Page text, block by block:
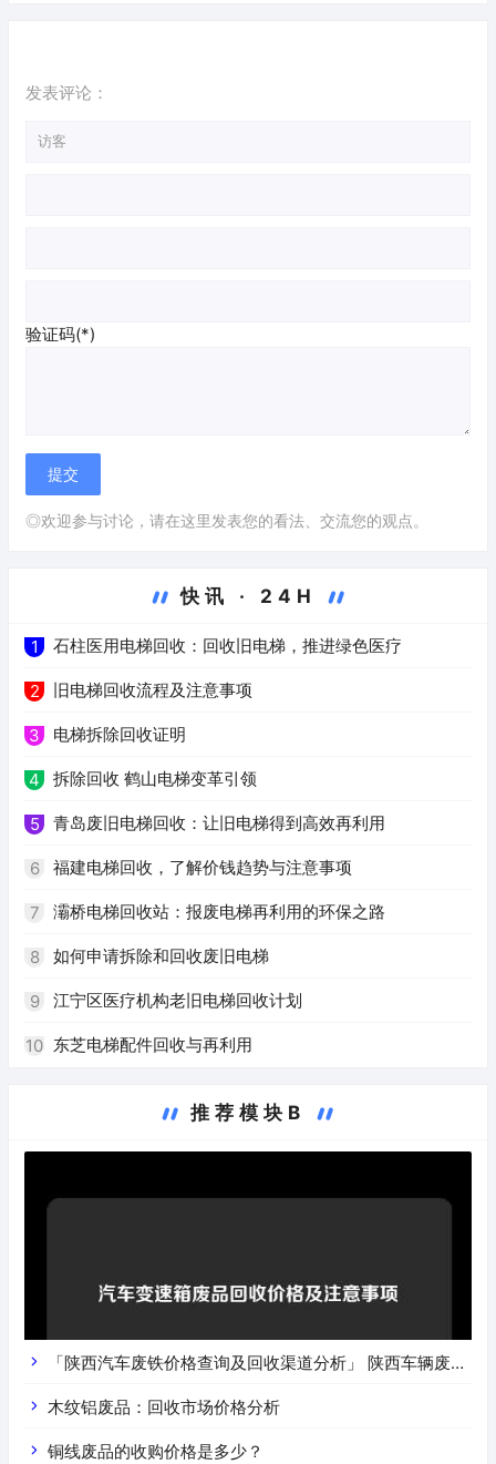
发表评论：
验证码(*)
◎欢迎参与讨论，请在这里发表您的看法、交流您的观点。
快讯 · 24H
1 石柱医用电梯回收：回收旧电梯，推进绿色医疗
2 旧电梯回收流程及注意事项
3 电梯拆除回收证明
4 拆除回收 鹤山电梯变革引领
5 青岛废旧电梯回收：让旧电梯得到高效再利用
6 福建电梯回收，了解价钱趋势与注意事项
7 灞桥电梯回收站：报废电梯再利用的环保之路
8 如何申请拆除和回收废旧电梯
9 江宁区医疗机构老旧电梯回收计划
10 东芝电梯配件回收与再利用
推荐模块B
「陕西汽车废铁价格查询及回收渠道分析」 陕西车辆废铁
价是什么
木纹铝废品：回收市场价格分析
铜线废品的收购价格是多少？